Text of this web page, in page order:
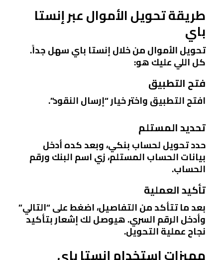
طريقة تحويل الأموال عبر إنستا
باي
تحويل الأموال من خلال إنستا باي سهل جداً.
كل اللي عليك هو:
فتح التطبيق
افتح التطبيق واختر خيار “إرسال النقود”.
تحديد المستلم
حدد تحويل لحساب بنكي، وبعد كده أدخل
بيانات الحساب المستلم، زي اسم البنك ورقم
الحساب.
تأكيد العملية
بعد ما تتأكد من التفاصيل، اضغط على “التالي”
وأدخل الرقم السري. هيوصل لك إشعار بتأكيد
نجاح عملية التحويل.
مميزات استخدام إنستا باي